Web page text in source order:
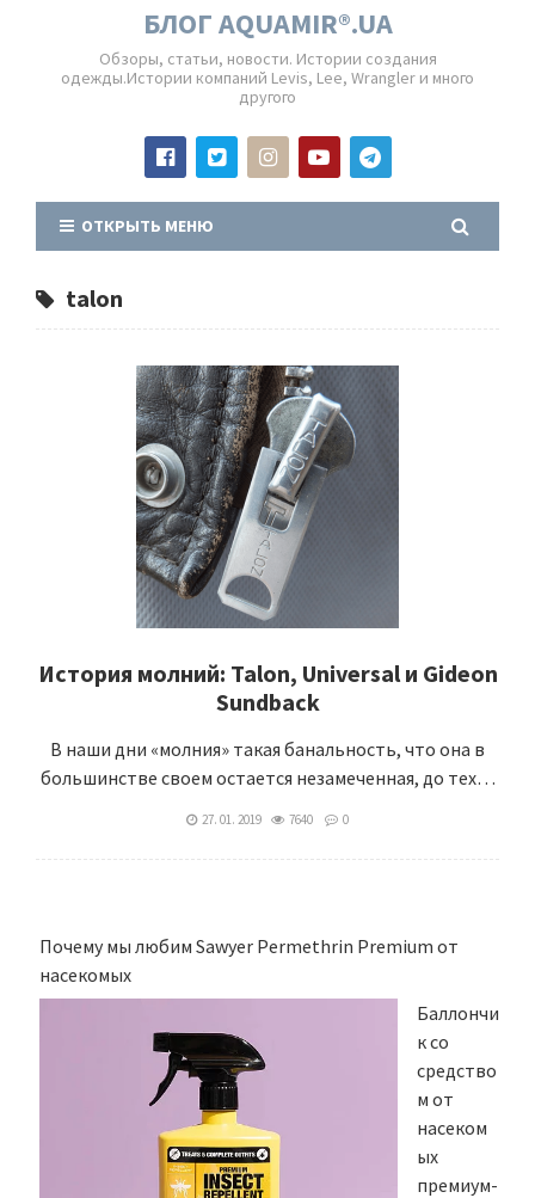
БЛОГ AQUAMIR®.UA
Обзоры, статьи, новости. Истории создания
одежды.Истории компаний Levis, Lee, Wrangler и много
другого
ОТКРЫТЬ МЕНЮ
talon
История молний: Talon, Universal и Gideon
Sundback
В наши дни «молния» такая банальность, что она в
большинстве своем остается незамеченная, до тех…
27. 01. 2019 7640 0
Почему мы любим Sawyer Permethrin Premium от
насекомых
Баллончи
к со
средство
м от
насеком
ых
премиум-